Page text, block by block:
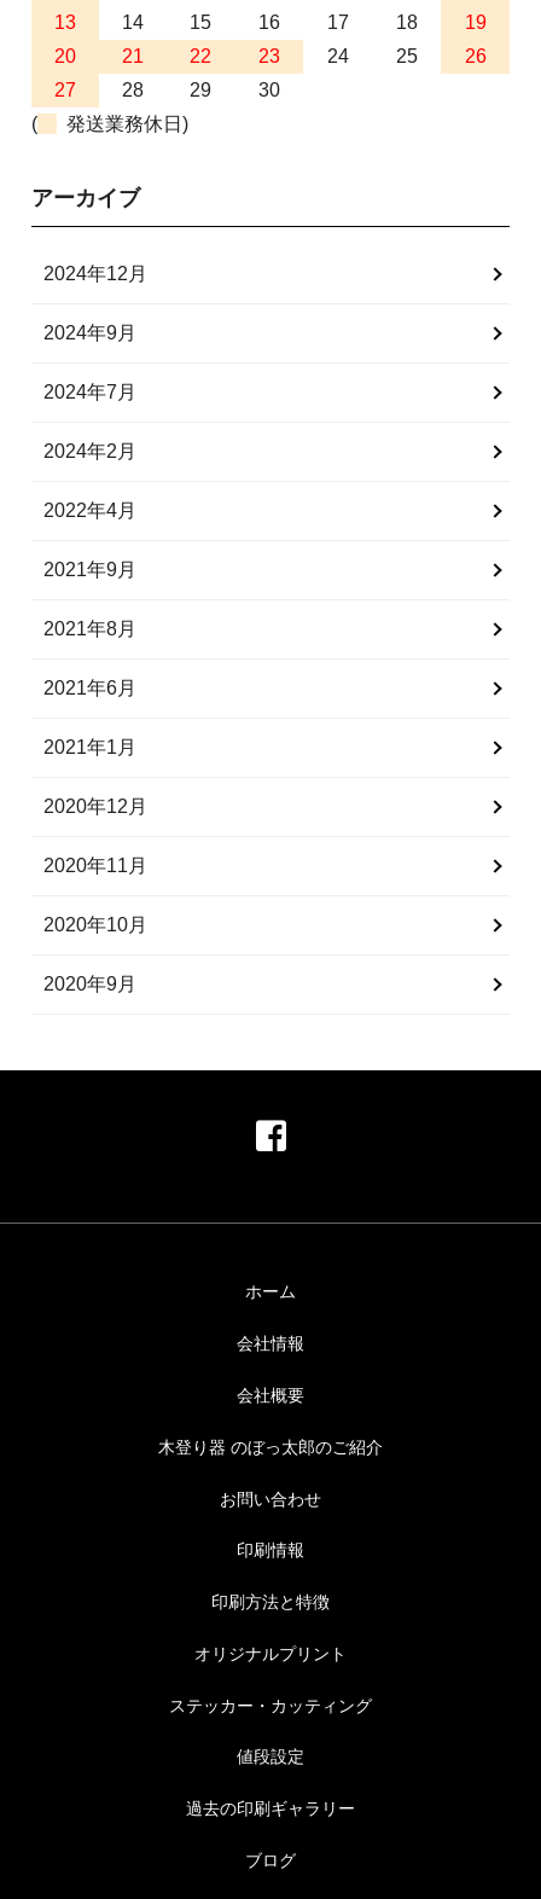
13
14 15 16 17 18
19
20
21 22 23 24 25
26
27
28 29
30
(
発送業務休日)
アーカイブ
2024年12月
2024年9月
2024年7月
2024年2月
2022年4月
2021年9月
2021年8月
2021年6月
2021年1月
2020年12月
2020年11月
2020年10月
2020年9月
ホーム
会社情報
会社概要
木登り器 のぼっ太郎のご紹介
お問い合わせ
印刷情報
印刷方法と特徴
オリジナルプリント
ステッカー・カッティング
値段設定
過去の印刷ギャラリー
ブログ